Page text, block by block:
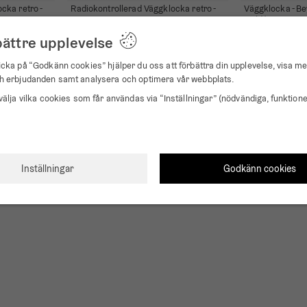
retro -
Radiokontrollerad Väggklocka retro -
AMS 5589
Väggklocka -
Guld/Grön
Bästsäljare
Svart
Väggklocka - Beyond Time Hands Mini
279 kr
Väggklocka -
Mörkgrön
479 kr
upplevelse
på “Godkänn cookies” hjälper du oss att förbättra din upplevelse, visa
erbjudanden samt analysera och optimera vår webbplats.
vilka cookies som får användas via “Inställningar” (nödvändiga,
Inställningar Godkänn cookies